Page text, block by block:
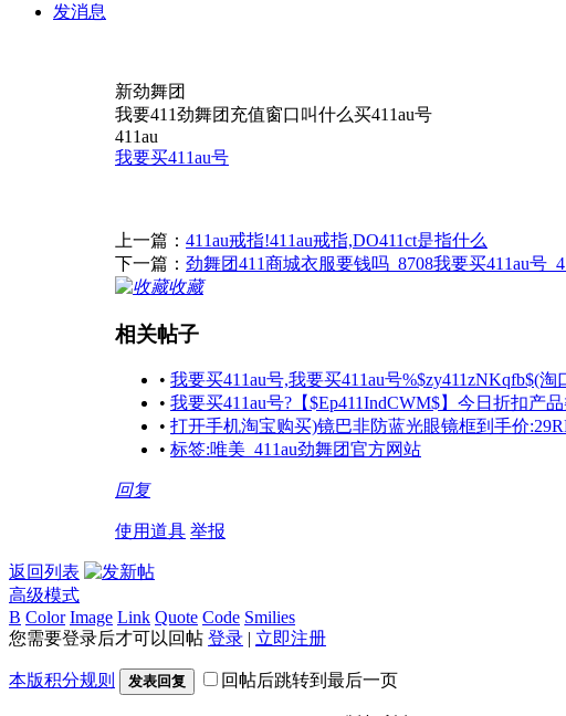
发消息
新劲舞团
我要411劲舞团充值窗口叫什么买411au号
411au
我要买411au号
上一篇： 411au戒指!411au戒指,DO411ct是指什么
下一篇： 劲舞团411商城衣服要钱吗_8708我要买411au号
收藏
相关帖子
• 我要买411au号,我要买411au号%$zy411zNKqfb$(
• 我要买411au号?【$Ep411IndCWM$】今日折扣产
• 打开手机淘宝购买)镜巴非防蓝光眼镜框到手价
• 标签:唯美_411au劲舞团官方网站
回复
使用道具 举报
返回列表
高级模式
B Color Image Link Quote Code Smilies
您需要登录后才可以回帖 登录 | 立即注册
本版积分规则 发表回复 回帖后跳转到最后一页